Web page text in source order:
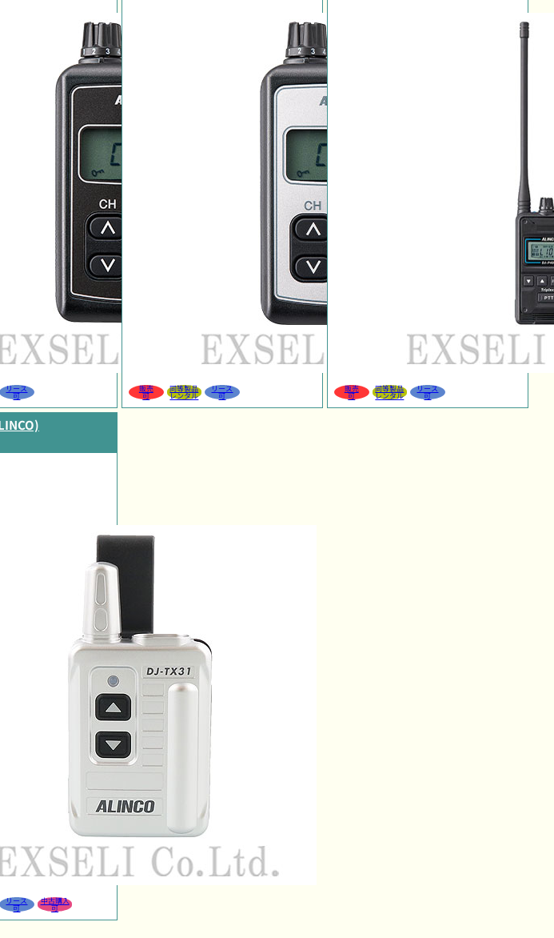
リース
可
販売
可
同等製品
レンタル
リース
可
販売
可
同等製品
レンタル
リース
可
リース
可
中古購入
可